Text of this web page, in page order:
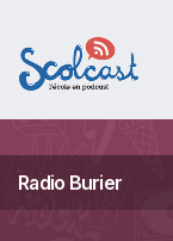
Radio Burier